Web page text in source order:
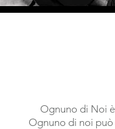
Ognuno di Noi
Ognuno di noi